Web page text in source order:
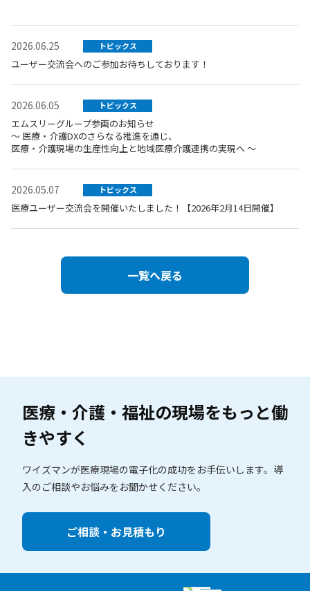
2026.06.25 トピックス
ユーザー交流会へのご参加お待ちしております！
2026.06.05 トピックス
エムスリーグループ参画のお知らせ
～ 医療・介護DXのさらなる推進を通じ、
医療・介護現場の生産性向上と地域医療介護連携の実現へ ～
2026.05.07 トピックス
医療ユーザー交流会を開催いたしました！【2026年2月14日開催】
一覧へ戻る
医療・介護・福祉の現場をもっと働
きやすく
ワイズマンが医療現場の電子化の成功をお手伝いします。 導
入のご相談やお悩みをお聞かせください。
ご相談・お見積もり